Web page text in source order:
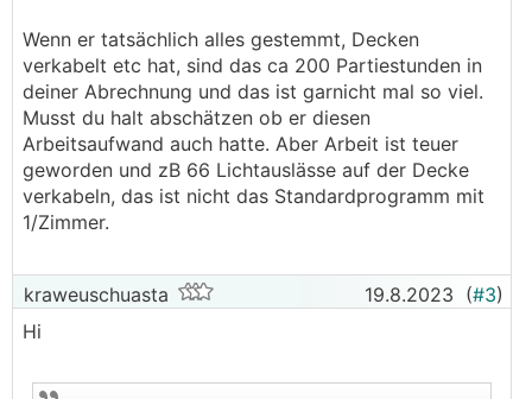
Wenn er tatsächlich alles gestemmt, Decken
verkabelt etc hat, sind das ca 200 Partiestunden in
deiner Abrechnung und das ist garnicht mal so viel.
Musst du halt abschätzen ob er diesen
Arbeitsaufwand auch hatte. Aber Arbeit ist teuer
geworden und zB 66 Lichtauslässe auf der Decke
verkabeln, das ist nicht das Standardprogramm mit
1/Zimmer.
kraweuschuasta 19.8.2023 (#3)
Hi